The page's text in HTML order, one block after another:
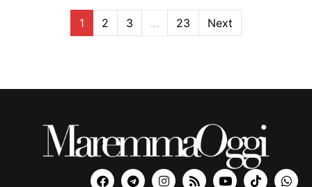
1 2 3 ... 23 Next